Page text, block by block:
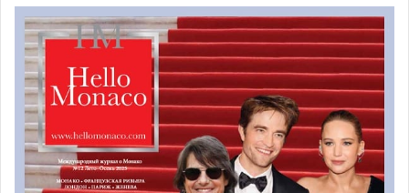
Музыкальная карьера и мода
Стефания начала музыкальную карьеру в середине
восьмидесятых, выпустив свой первый сингл «Ouragan»